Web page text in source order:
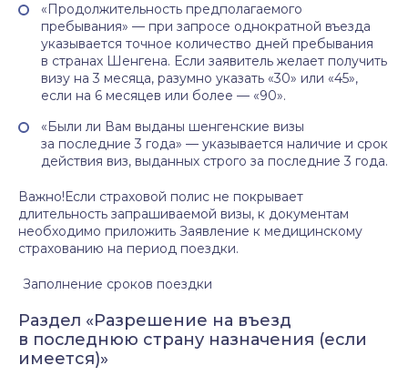
«Продолжительность предполагаемого
пребывания» — при запросе однократной въезда
указывается точное количество дней пребывания
в странах Шенгена. Если заявитель желает получить
визу на 3 месяца, разумно указать «30» или «45»,
если на 6 месяцев или более — «90».
«Были ли Вам выданы шенгенские визы
за последние 3 года» — указывается наличие и срок
действия виз, выданных строго за последние 3 года.
Важно!Если страховой полис не покрывает
длительность запрашиваемой визы, к документам
необходимо приложить Заявление к медицинскому
страхованию на период поездки.
Заполнение сроков поездки
Раздел «Разрешение на въезд
в последнюю страну назначения (если
имеется)»